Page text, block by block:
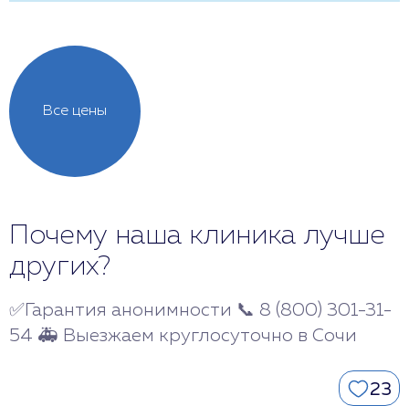
Все цены
Почему наша клиника лучше
других?
✅Гарантия анонимности 📞 8 (800) 301-31-
54 🚑 Выезжаем круглосуточно в Сочи
23